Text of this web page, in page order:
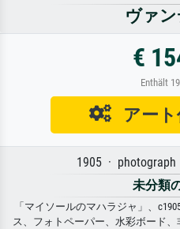
ヴァ
€
Enthält
アート
1905 ·
未分類
「マイソールのマハラジャ」、
ス、フォトペーパー、水彩ボード